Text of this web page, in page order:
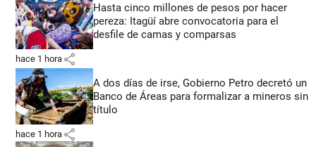
Hasta cinco millones de pesos por hacer
pereza: Itagüí abre convocatoria para el
desfile de camas y comparsas
hace 1 hora share
A dos días de irse, Gobierno Petro decretó un
Banco de Áreas para formalizar a mineros sin
título
hace 1 hora share